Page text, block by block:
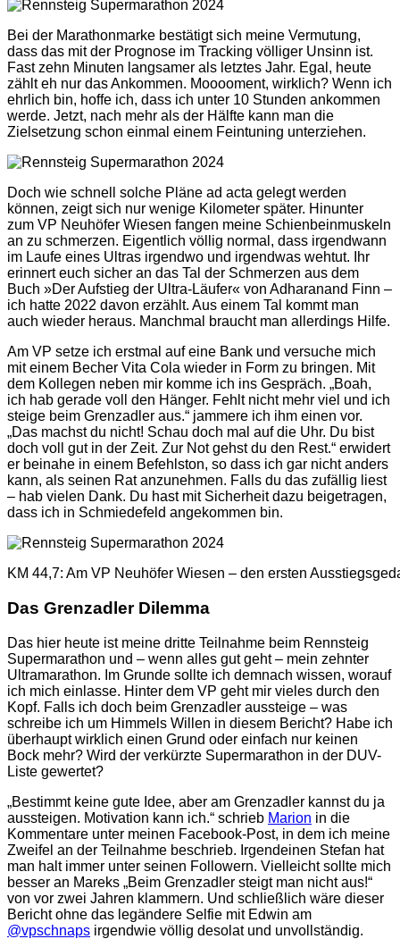
Bei der Marathonmarke bestätigt sich meine Vermutung,
dass das mit der Prognose im Tracking völliger Unsinn ist.
Fast zehn Minuten langsamer als letztes Jahr. Egal, heute
zählt eh nur das Ankommen. Mooooment, wirklich? Wenn ich
ehrlich bin, hoffe ich, dass ich unter 10 Stunden ankommen
werde. Jetzt, nach mehr als der Hälfte kann man die
Zielsetzung schon einmal einem Feintuning unterziehen.
Doch wie schnell solche Pläne ad acta gelegt werden
können, zeigt sich nur wenige Kilometer später. Hinunter
zum VP Neuhöfer Wiesen fangen meine Schienbeinmuskeln
an zu schmerzen. Eigentlich völlig normal, dass irgendwann
im Laufe eines Ultras irgendwo und irgendwas wehtut. Ihr
erinnert euch sicher an das Tal der Schmerzen aus dem
Buch »Der Aufstieg der Ultra-Läufer« von Adharanand Finn –
ich hatte 2022 davon erzählt. Aus einem Tal kommt man
auch wieder heraus. Manchmal braucht man allerdings Hilfe.
Am VP setze ich erstmal auf eine Bank und versuche mich
mit einem Becher Vita Cola wieder in Form zu bringen. Mit
dem Kollegen neben mir komme ich ins Gespräch. „Boah,
ich hab gerade voll den Hänger. Fehlt nicht mehr viel und ich
steige beim Grenzadler aus.“ jammere ich ihm einen vor.
„Das machst du nicht! Schau doch mal auf die Uhr. Du bist
doch voll gut in der Zeit. Zur Not gehst du den Rest.“ erwidert
er beinahe in einem Befehlston, so dass ich gar nicht anders
kann, als seinen Rat anzunehmen. Falls du das zufällig liest
– hab vielen Dank. Du hast mit Sicherheit dazu beigetragen,
dass ich in Schmiedefeld angekommen bin.
KM 44,7: Am VP Neuhöfer Wiesen – den ersten
Das Grenzadler Dilemma
Das hier heute ist meine dritte Teilnahme beim Rennsteig
Supermarathon und – wenn alles gut geht – mein zehnter
Ultramarathon. Im Grunde sollte ich demnach wissen, worauf
ich mich einlasse. Hinter dem VP geht mir vieles durch den
Kopf. Falls ich doch beim Grenzadler aussteige – was
schreibe ich um Himmels Willen in diesem Bericht? Habe ich
überhaupt wirklich einen Grund oder einfach nur keinen
Bock mehr? Wird der verkürzte Supermarathon in der DUV-
Liste gewertet?
„Bestimmt keine gute Idee, aber am Grenzadler kannst du ja
aussteigen. Motivation kann ich.“ schrieb Marion in die
Kommentare unter meinen Facebook-Post, in dem ich meine
Zweifel an der Teilnahme beschrieb. Irgendeinen Stefan hat
man halt immer unter seinen Followern. Vielleicht sollte mich
besser an Mareks „Beim Grenzadler steigt man nicht aus!“
von vor zwei Jahren klammern. Und schließlich wäre dieser
Bericht ohne das legändere Selfie mit Edwin am
@vpschnaps irgendwie völlig desolat und unvollständig.